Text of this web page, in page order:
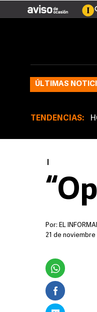
ÚLTIMAS
TENDENCIAS:
Por: EL
21 de